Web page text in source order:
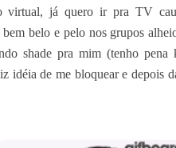
virtual, já quero ir pra TV
belo e pelo nos grupos
shade pra mim (tenho
idéia de me bloquear e depois